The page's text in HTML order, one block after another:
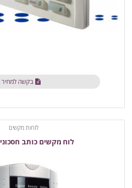
בקשה למחיר
לוחות מקשים
לוח מקשים כותב חסכוני AV-705